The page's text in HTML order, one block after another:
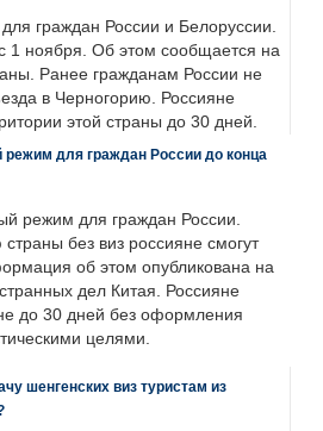
граждан России и Белоруссии.
1 ноября. Об этом сообщается на
Ранее гражданам России не
в Черногорию. Россияне
этой страны до 30 дней.
режим для граждан России до конца
режим для граждан России.
без виз россияне смогут
об этом опубликована на
дел Китая. Россияне
до 30 дней без оформления
целями.
шенгенских виз туристам из